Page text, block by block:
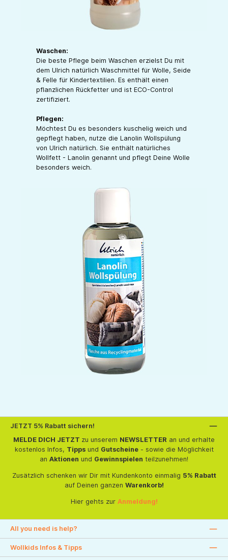
Waschen:
Die beste Pflege beim Waschen erzielst Du mit
dem Ulrich natürlich Waschmittel für Wolle, Seide
& Felle für Kindertextilien. Es enthält einen
pflanzlichen Rückfetter und ist ECO-Control
zertifiziert.
Pflegen:
Möchtest Du es besonders kuschelig weich und
gepflegt haben, nutze die Lanolin Wollspülung
von Ulrich natürlich. Sie enthält natürliches
Wollfett - Lanolin genannt und pflegt Deine Wolle
besonders weich.
JETZT 5% Rabatt sichern!
MELDE DICH JETZT zu unserem NEWSLETTER an und erhalte
kostenlos Infos, Tippsund Gutscheine- sowie die Möglichkeit
an Aktionen und Gewinnspielen teilzunehmen!
Zusätzlich schenken wir Dir mit Kundenkonto einmalig 5% Rabatt
auf Deinen ganzen Warenkorb!
Hier gehts zur Anmeldung!
All you need is help?
Wollkids Infos & Tipps